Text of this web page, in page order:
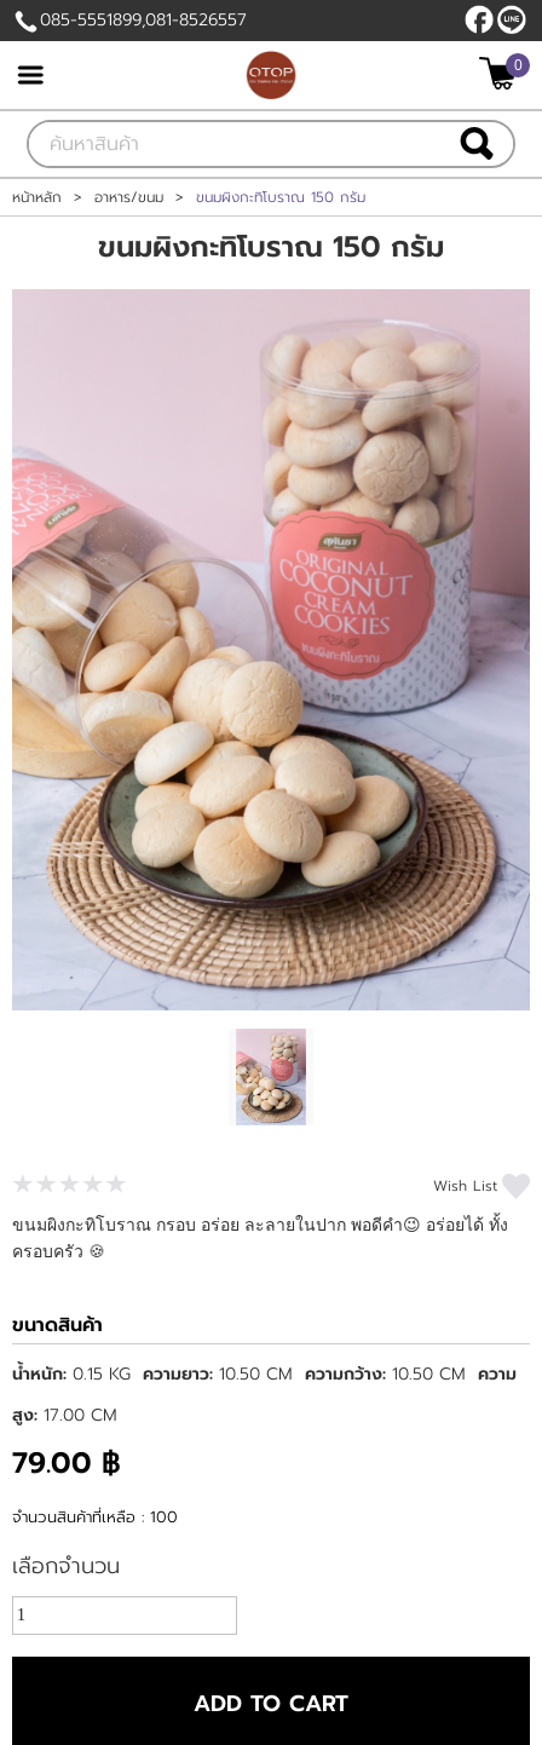
เข้าสู่ระบบ สมัครสมาชิก
สินค้าที่สนใจ ( 0 )
หน้าหลัก
บัญชีผู้ใช้
ติดต่อเรา
ขั้นตอนการสั่งซื้อ
แจ้งชำระเงิน
ข่าวสาร
085-5551899,081-8526557
0
หน้าหลัก > อาหาร/ขนม > ขนมผิงกะทิโบราณ 150 กรัม
ขนมผิงกะทิโบราณ 150 กรัม
Wish List
ขนมผิงกะทิโบราณ กรอบ อร่อย ละลายในปาก พอดีคำ😉 อร่อยได้ ทั้ง
ครอบครัว 🍪
ขนาดสินค้า
น้ำหนัก: 0.15 KG ความยาว: 10.50 CM ความกว้าง: 10.50 CM ความ
สูง: 17.00 CM
79.00 ฿
จำนวนสินค้าที่เหลือ : 100
เลือกจำนวน
ADD TO CART